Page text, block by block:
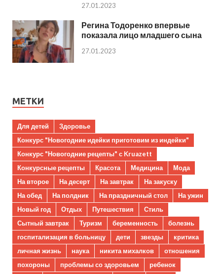
27.01.2023
Регина Тодоренко впервые
показала лицо младшего сына
27.01.2023
МЕТКИ
Для детей
Здоровье
Конкурс "Новогодние идейки приготовим из индейки"
Конкурс "Новогодние рецепты" с Kruazett
Конкурсные рецепты
Красота Медицина
Мода
На второе
На десерт На завтрак
На закуску
На обед
На полдник На праздничный стол
На ужин
Новый год
Отдых Путешествия
Стиль
Сытный завтрак
Туризм беременность
болезнь
госпитализация в больницу
дети звезды
критика
личная жизнь
наука никита михалков
отношения
похороны
проблемы со здоровьем
ребенок